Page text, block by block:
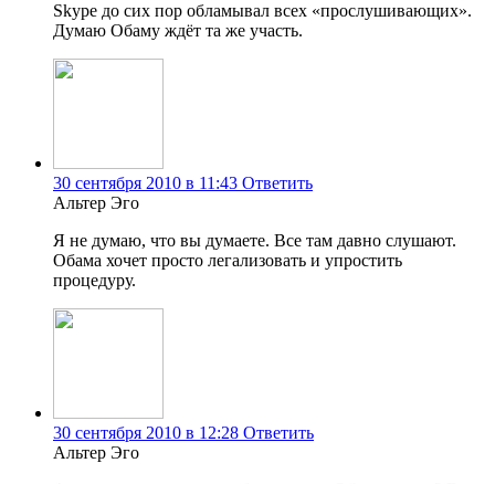
Skype до сих пор обламывал всех «прослушивающих».
Думаю Обаму ждёт та же участь.
30 сентября 2010 в 11:43 Ответить
Альтер Эго
Я не думаю, что вы думаете. Все там давно слушают.
Обама хочет просто легализовать и упростить
процедуру.
30 сентября 2010 в 12:28 Ответить
Альтер Эго